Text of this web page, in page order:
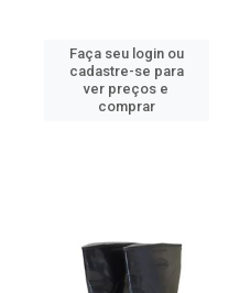
Faça seu login ou
cadastre-se para
ver preços e
comprar